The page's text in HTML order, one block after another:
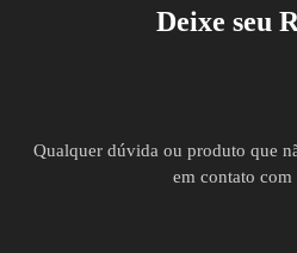
Deixe seu
Qualquer dúvida ou produto que
em contato com